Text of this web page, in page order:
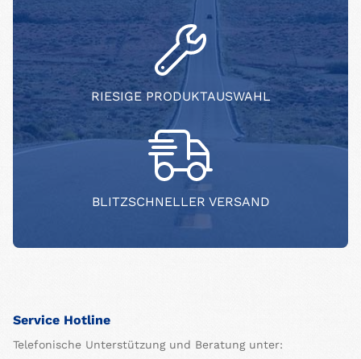
RIESIGE PRODUKTAUSWAHL
BLITZSCHNELLER VERSAND
Service Hotline
Telefonische Unterstützung und Beratung unter: